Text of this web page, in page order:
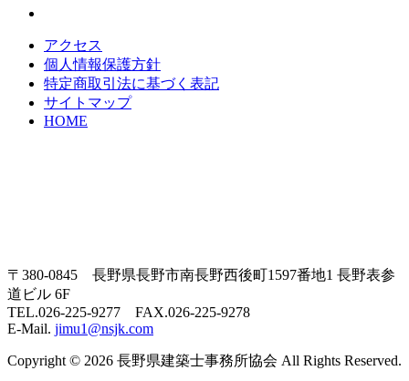
アクセス
個人情報保護方針
特定商取引法に基づく表記
サイトマップ
HOME
〒380-0845 長野県長野市南長野西後町1597番地1 長野表参
道ビル 6F
TEL.026-225-9277 FAX.026-225-9278
E-Mail. jimu1@nsjk.com
Copyright © 2026 長野県建築士事務所協会 All Rights Reserved.